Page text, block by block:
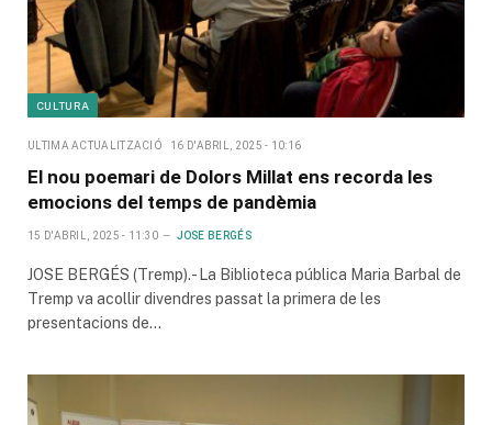
CULTURA
ULTIMA ACTUALITZACIÓ 16 D'ABRIL, 2025 - 10:16
El nou poemari de Dolors Millat ens recorda les
emocions del temps de pandèmia
15 D'ABRIL, 2025 - 11:30 JOSE BERGÉS
JOSE BERGÉS (Tremp).- La Biblioteca pública Maria Barbal de
Tremp va acollir divendres passat la primera de les
presentacions de…